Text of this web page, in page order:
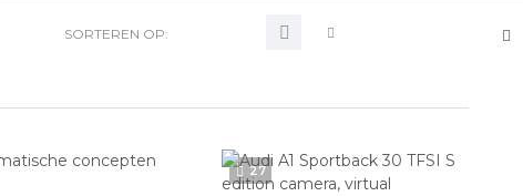
SORTEREN OP:
27